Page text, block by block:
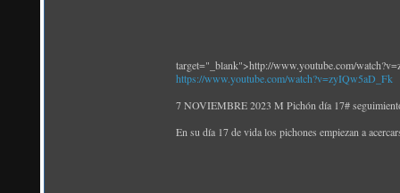
target="_blank">http://www.youtube.com/
https://www.youtube.com/watch?v=zyIQw5aD_Fk
7 NOVIEMBRE 2023 M Pichón día 17#
En su día 17 de vida los pichones empiezan a